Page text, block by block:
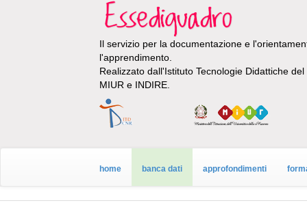
Il servizio per la documentazione e
l'apprendimento.
Realizzato dall'Istituto Tecnologie Didattiche
MIUR e INDIRE.
home banca dati approfondimenti